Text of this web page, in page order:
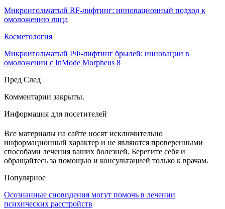
Микроигольчатый RF-лифтинг: инновационный подход к
омоложению лица
Косметология
Микроигольчатый РФ-лифтинг брылей: инновации в
омоложении с InMode Morpheus 8
Пред След
Комментарии закрыты.
Информация для посетителей
Все материалы на сайте носят исключительно
информационный характер и не являются проверенными
способами лечения ваших болезней. Берегите себя и
обращайтесь за помощью и консультацией только к врачам.
Популярное
Осознанные сновидения могут помочь в лечении
психических расстройств